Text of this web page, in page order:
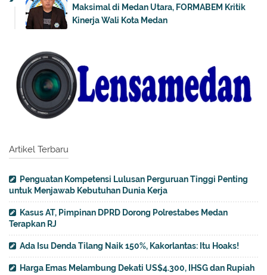
Maksimal di Medan Utara, FORMABEM Kritik
Kinerja Wali Kota Medan
Artikel Terbaru
Penguatan Kompetensi Lulusan Perguruan Tinggi Penting
untuk Menjawab Kebutuhan Dunia Kerja
Kasus AT, Pimpinan DPRD Dorong Polrestabes Medan
Terapkan RJ
Ada Isu Denda Tilang Naik 150%, Kakorlantas: Itu Hoaks!
Harga Emas Melambung Dekati US$4.300, IHSG dan Rupiah